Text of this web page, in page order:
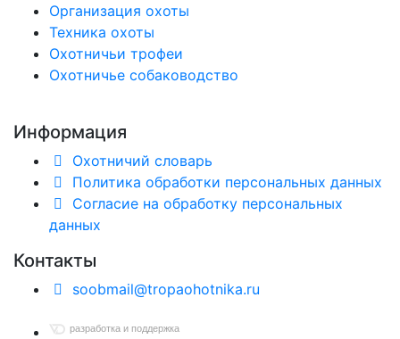
Организация охоты
Техника охоты
Охотничьи трофеи
Охотничье собаководство
Информация
Охотничий словарь
Политика обработки персональных данных
Согласие на обработку персональных
данных
Контакты
soobmail@tropaohotnika.ru
разработка и поддержка